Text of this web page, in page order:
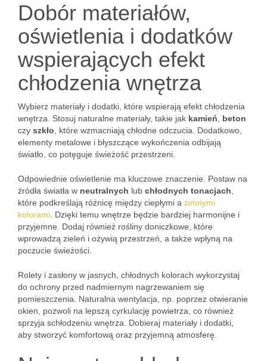
Dobór materiałów,
oświetlenia i dodatków
wspierających efekt
chłodzenia wnętrza
Wybierz materiały i dodatki, które wspierają efekt chłodzenia
wnętrza. Stosuj naturalne materiały, takie jak kamień
beton
czy szkło , które wzmacniają chłodne odczucia. Dodatkowo,
elementy metalowe i błyszczące wykończenia odbijają
światło, co potęguje świeżość przestrzeni.
Odpowiednie oświetlenie ma kluczowe znaczenie. Postaw na
źródła światła w neutralnych lub chłodnych tonacjach
które podkreślają różnicę między ciepłymi a zimnymi
kolorami . Dzięki temu wnętrze będzie bardziej harmonijne i
przyjemne. Dodaj również rośliny doniczkowe, które
wprowadzą zieleń i ożywią przestrzeń, a także wpłyną na
poczucie świeżości.
Rolety i zasłony w jasnych, chłodnych kolorach wykorzystaj
do ochrony przed nadmiernym nagrzewaniem się
pomieszczenia. Naturalna wentylacja, np. poprzez otwieranie
okien, pozwoli na lepszą cyrkulację powietrza, co również
sprzyja schłodzeniu wnętrza. Dobieraj materiały i dodatki,
aby stworzyć komfortową oraz przyjemną atmosferę.